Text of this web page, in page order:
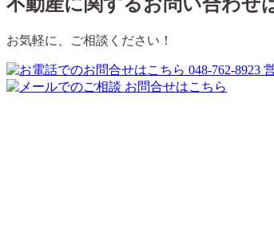
お気軽に、ご相談ください！